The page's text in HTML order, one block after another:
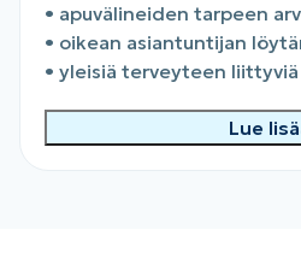
• apuvälineiden tarpeen
• oikean asiantuntijan
• yleisiä terveyteen
Lue